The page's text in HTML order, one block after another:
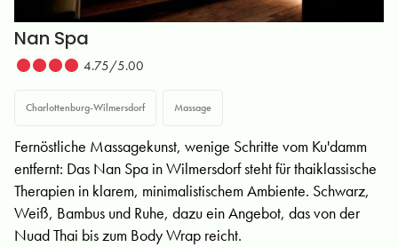
Nan Spa
4.75/5.00
Charlottenburg-Wilmersdorf Massage
Fernöstliche Massagekunst, wenige Schritte vom Ku'damm
entfernt: Das Nan Spa in Wilmersdorf steht für thai­klassische
Therapien in klarem, minimalistischem Ambiente. Schwarz,
Weiß, Bambus und Ruhe, dazu ein Angebot, das von der
Nuad Thai bis zum Body Wrap reicht.